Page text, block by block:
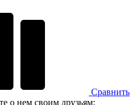
Сравнить
о нем своим друзьям: